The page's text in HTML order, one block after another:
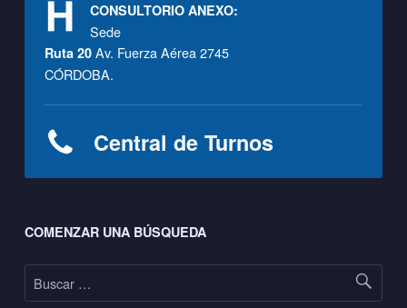
CONSULTORIO ANEXO:
Sede
Ruta 20Av. Fuerza Aérea 2745
CÓRDOBA.
Central de Turnos
COMENZAR UNA BÚSQUEDA
Buscar: